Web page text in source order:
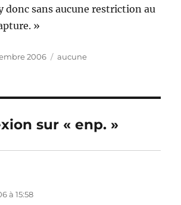
donc sans aucune restriction au
»
2006 Catégories
aucune
sur « enp. »
à 15:58